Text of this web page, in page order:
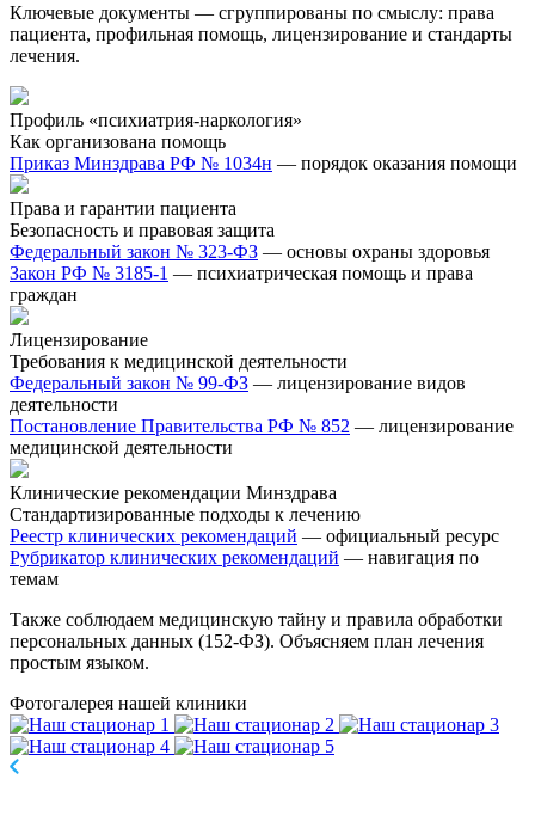
Ключевые документы — сгруппированы по смыслу: права
пациента, профильная помощь, лицензирование и стандарты
лечения.
Профиль «психиатрия-наркология»
Как организована помощь
Приказ Минздрава РФ № 1034н — порядок оказания помощи
Права и гарантии пациента
Безопасность и правовая защита
Федеральный закон № 323-ФЗ — основы охраны здоровья
Закон РФ № 3185-1 — психиатрическая помощь и права
граждан
Лицензирование
Требования к медицинской деятельности
Федеральный закон № 99-ФЗ — лицензирование видов
деятельности
Постановление Правительства РФ № 852 — лицензирование
медицинской деятельности
Клинические рекомендации Минздрава
Стандартизированные подходы к лечению
Реестр клинических рекомендаций — официальный ресурс
Рубрикатор клинических рекомендаций — навигация по
темам
Также соблюдаем медицинскую тайну и правила обработки
персональных данных (152-ФЗ). Объясняем план лечения
простым языком.
Фотогалерея нашей клиники